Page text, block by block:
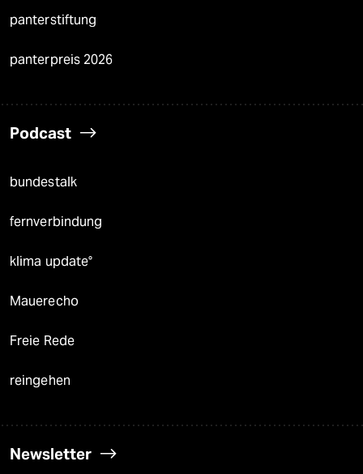
panterstiftung
panterpreis 2026
Podcast
bundestalk
fernverbindung
klima update°
Mauerecho
Freie Rede
reingehen
Newsletter